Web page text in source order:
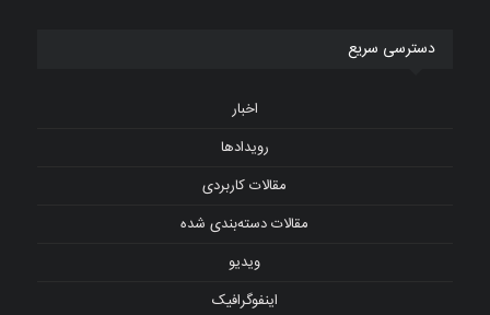
دسترسی سریع
اخبار
رویدادها
مقالات کاربردی
مقالات دسته‌بندی شده
ویدیو
اینفوگرافیک